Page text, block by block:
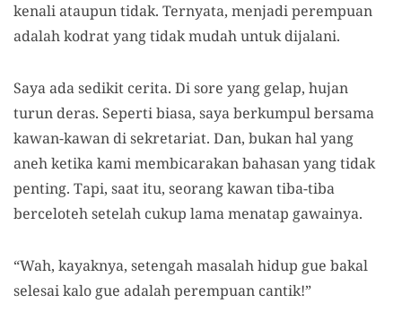
kenali ataupun tidak. Ternyata, menjadi perempuan
adalah kodrat yang tidak mudah untuk dijalani.
Saya ada sedikit cerita. Di sore yang gelap, hujan
turun deras. Seperti biasa, saya berkumpul bersama
kawan-kawan di sekretariat. Dan, bukan hal yang
aneh ketika kami membicarakan bahasan yang tidak
penting. Tapi, saat itu, seorang kawan tiba-tiba
berceloteh setelah cukup lama menatap gawainya.
“Wah, kayaknya, setengah masalah hidup gue bakal
selesai kalo gue adalah perempuan cantik!”